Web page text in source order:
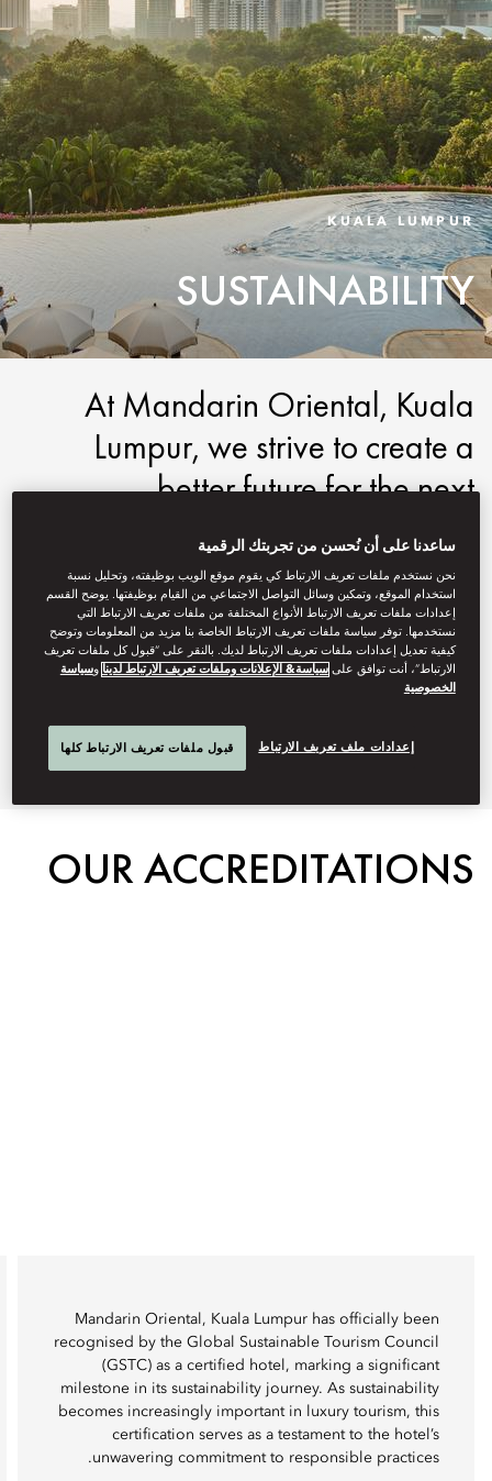
KUALA LUMPUR
SUSTAINABILITY
At Mandarin Oriental, Kuala
Lumpur, we strive to create a
better future for the next
generation. We do this by
protecting the environment, our
people, and the communities we
serve. Below you can learn more
about our on-property
sustainability initiatives.
OUR ACCREDITATIONS
Mandarin Oriental, Kuala Lumpur has officially been
recognised by the Global Sustainable Tourism Council
(GSTC) as a certified hotel, marking a significant
milestone in its sustainability journey. As sustainability
becomes increasingly important in luxury tourism, this
certification serves as a testament to the hotel’s
unwavering commitment to responsible practices.
ساعدنا على أن نُحسن من تجربتك الرقمية
نحن نستخدم ملفات تعريف الارتباط كي يقوم موقع الويب بوظيفته، وتحليل نسبة
استخدام الموقع، وتمكين وسائل التواصل الاجتماعي من القيام بوظيفتها. يوضح القسم
إعدادات ملفات تعريف الارتباط الأنواع المختلفة من ملفات تعريف الارتباط التي
نستخدمها. توفر سياسة ملفات تعريف الارتباط الخاصة بنا مزيد من المعلومات وتوضح
كيفية تعديل إعدادات ملفات تعريف الارتباط لديك. بالنقر على “قبول كل ملفات تعريف
الارتباط”، أنت توافق علىسياسة& الإعلانات وملفات تعريف الارتباط لدينا وسياسة
الخصوصية
إعدادات ملف تعريف الارتباط قبول ملفات تعريف الارتباط كلها